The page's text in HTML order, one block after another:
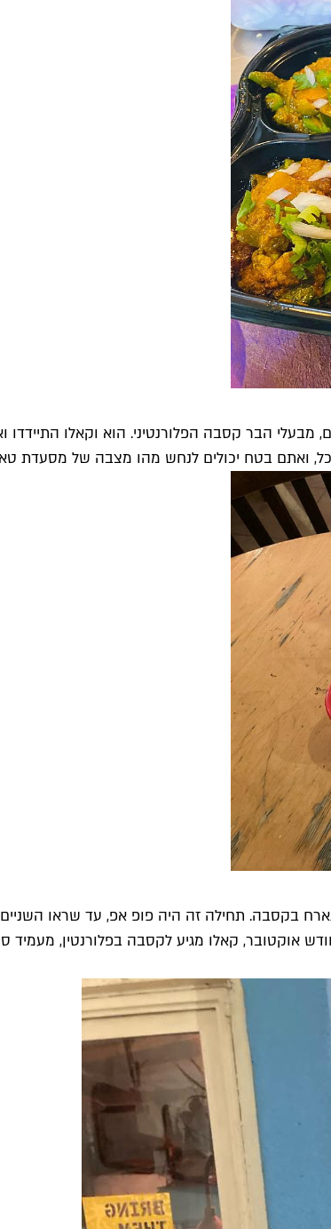
מבעלי הבר קסבה הפלורנטיני. הוא וקאלו
ואתם בטח יכולים לנחש מהו מצבה של מסעדת
בקסבה. תחילה זה היה פופ אפ, עד שראו
קאלו מגיע לקסבה בפלורנטין, מעמיד